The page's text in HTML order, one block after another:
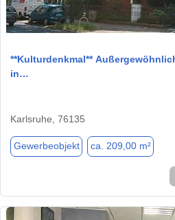
**Kulturdenkmal**
in…
Karlsruhe, 76135
Gewerbeobjekt ca. 209,00 m²